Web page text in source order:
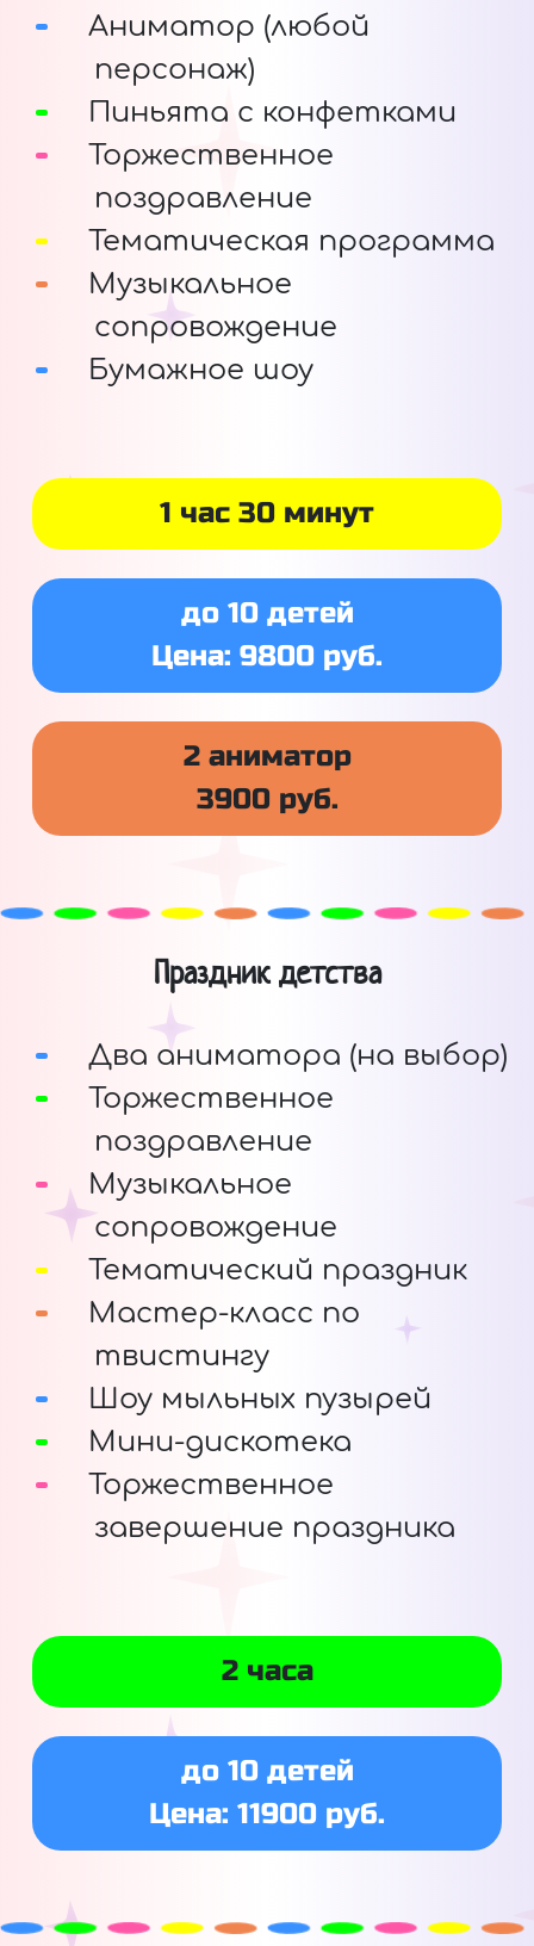
Аниматор (любой
персонаж)
Пиньята с конфетками
Торжественное
поздравление
Тематическая программа
Музыкальное
сопровождение
Бумажное шоу
1 час 30 минут
до 10 детей
Цена: 9800 руб.
2 аниматор
3900 руб.
Праздник детства
Два аниматора (на выбор)
Торжественное
поздравление
Музыкальное
сопровождение
Тематический праздник
Мастер-класс по
твистингу
Шоу мыльных пузырей
Мини-дискотека
Торжественное
завершение праздника
2 часа
до 10 детей
Цена: 11900 руб.